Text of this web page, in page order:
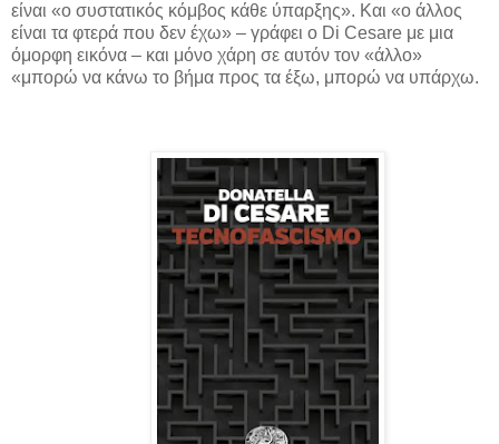
είναι «ο συστατικός κόμβος κάθε ύπαρξης». Και «ο άλλος
είναι τα φτερά που δεν έχω» – γράφει ο Di Cesare με μια
όμορφη εικόνα – και μόνο χάρη σε αυτόν τον «άλλο»
«μπορώ να κάνω το βήμα προς τα έξω, μπορώ να υπάρχω.